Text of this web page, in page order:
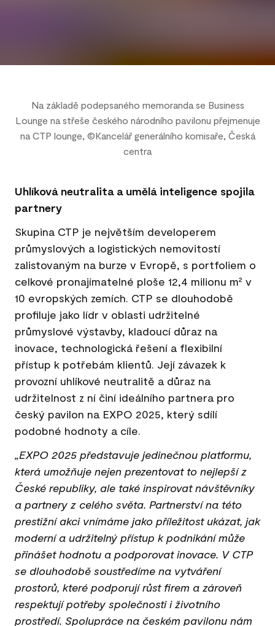
Na základě podepsaného memoranda se Business
Lounge na střeše českého národního pavilonu přejmenuje
na CTP lounge, ©Kancelář generálního komisaře, Česká
centra
Uhlíková neutralita a umělá inteligence spojila
partnery
Skupina CTP je největším developerem
průmyslových a logistických nemovitostí
zalistovaným na burze v Evropě, s portfoliem o
celkové pronajímatelné ploše 12,4 milionu m² v
10 evropských zemích. CTP se dlouhodobě
profiluje jako lídr v oblasti udržitelné
průmyslové výstavby, kladoucí důraz na
inovace, technologická řešení a flexibilní
přístup k potřebám klientů. Její závazek k
provozní uhlíkové neutralitě a důraz na
udržitelnost z ní činí ideálního partnera pro
český pavilon na EXPO 2025, který sdílí
podobné hodnoty a cíle.
„EXPO 2025 představuje jedinečnou platformu,
která umožňuje nejen prezentovat to nejlepší z
České republiky, ale také inspirovat návštěvníky
a partnery z celého světa. Partnerství na této
prestižní akci vnímáme jako příležitost ukázat, jak
moderní a udržitelný přístup k podnikání může
přinášet hodnotu a podporovat inovace. V CTP
se dlouhodobě soustředíme na vytváření
prostorů, které podporují růst firem a zároveň
respektují potřeby společnosti i životního
prostředí. Spolupráce na českém pavilonu nám